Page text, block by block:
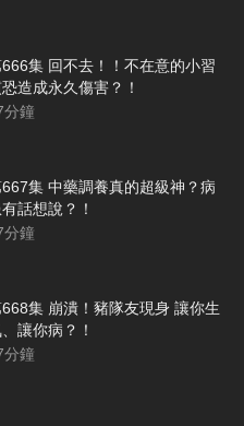
集 回不去！！不在意的小習
造成永久傷害？！
分鐘
集 中藥調養真的超級神？病
話想說？！
分鐘
集 崩潰！豬隊友現身 讓你生
讓你病？！
分鐘